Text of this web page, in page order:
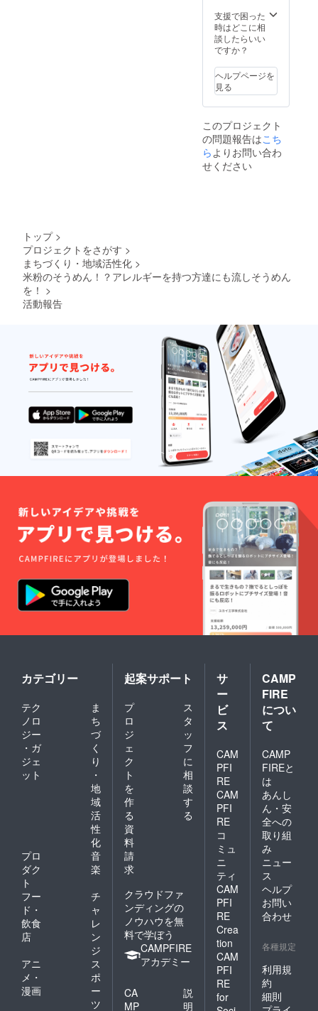
後日打
合せさ
せて頂
きま
支援で困った
時はどこに相
談したらいい
ですか？
ヘルプページを
見る
このプロジェクト
の問題報告はこち
らよりお問い合わ
せください
トップ >
プロジェクトをさがす >
まちづくり・地域活性化 >
米粉のそうめん！？アレルギーを持つ方達にも流しそうめん
を！ >
活動報告
カテゴリー
テク
ノロ
ジー
・ガ
ジェ
ット
ま
ち
づ
く
り
・
地
域
活
性
化
プロ
ダク
ト
音
楽
フー
ド・
飲食
店
チ
ャ
レ
ン
ジ
アニ
メ・
漫画
ス
ポ
ー
ツ
起案サポート
プ
ロ
ジ
ェ
ク
ト
を
作
る
ス
タ
ッ
フ
に
相
談
す
る
資
料
請
求
クラウドファ
ンディングの
ノウハウを無
料で学ぼう
CAMPFIRE
アカデミー
CA
MP
説
明
サ
ー
ビ
ス
CAM
PFI
RE
CAM
PFI
RE
コ
ミュ
ニ
ティ
CAM
PFI
RE
Crea
tion
CAM
PFI
RE
for
CAMP
FIRE
につい
て
CAMP
FIREと
は
あんし
ん・安
全への
取り組
み
ニュー
ス
ヘルプ
お問い
合わせ
各種規定
利用規
約
細則